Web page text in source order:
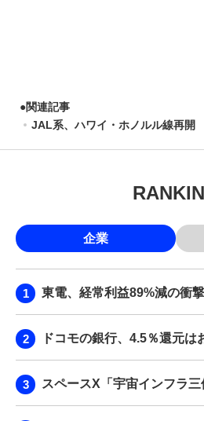
●関連記事
JAL系、ハワイ・ホノルル線再開
企業
東電、経常利益89%減の衝撃
ドコモの銀行、4.5％還元は
スペースX「宇宙インフラ